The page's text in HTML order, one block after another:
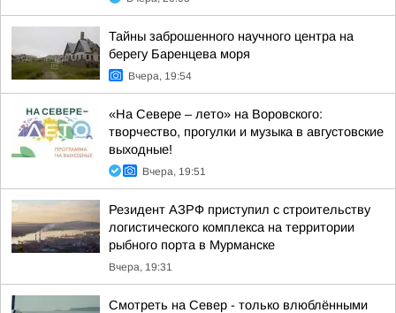
Тайны заброшенного научного центра на
берегу Баренцева моря
Вчера, 19:54
«На Севере – лето» на Воровского:
творчество, прогулки и музыка в августовские
выходные!
Вчера, 19:51
Резидент АЗРФ приступил с строительству
логистического комплекса на территории
рыбного порта в Мурманске
Вчера, 19:31
Смотреть на Север - только влюблёнными